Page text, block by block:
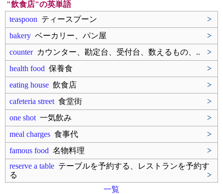
"飲食店"の英単語
teaspoon ティースプーン
>
bakery ベーカリー、パン屋
>
counterカウンター、勘定台、受付台、数えるもの、..
>
health food 保養食
>
eating house 飲食店
>
cafeteria street 食堂街
>
one shot 一気飲み
>
meal charges 食事代
>
famous food 名物料理
>
reserve a table テーブルを予約する、レストランを予約す
る
>
一覧